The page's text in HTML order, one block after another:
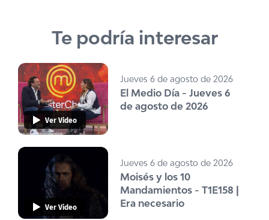
Te podría interesar
Ver Video
Jueves 6 de agosto de 2026
El Medio Día - Jueves 6
de agosto de 2026
Ver Video
Jueves 6 de agosto de 2026
Moisés y los 10
Mandamientos - T1E158 |
Era necesario